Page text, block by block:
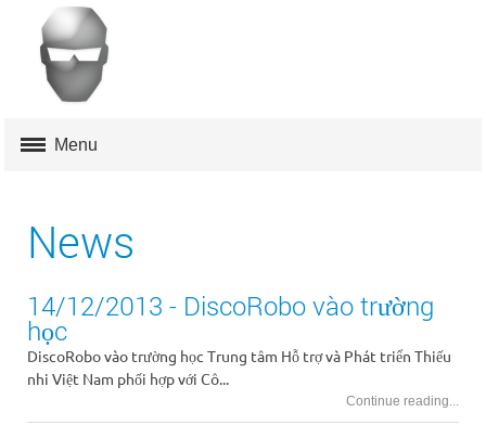
Menu
AFO
DISCOROBO
MROBO
News
14/12/2013 - DiscoRobo vào trường
học
DiscoRobo vào trường học Trung tâm Hỗ trợ và Phát triển Thiếu
nhi Việt Nam phối hợp với Cô...
Continue reading...